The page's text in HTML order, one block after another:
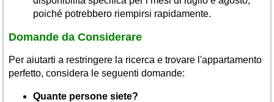
poiché potrebbero riempirsi rapidamente.
Domande da Considerare
Per aiutarti a restringere la ricerca e trovare l'appartamento
perfetto, considera le seguenti domande:
Quante persone siete?